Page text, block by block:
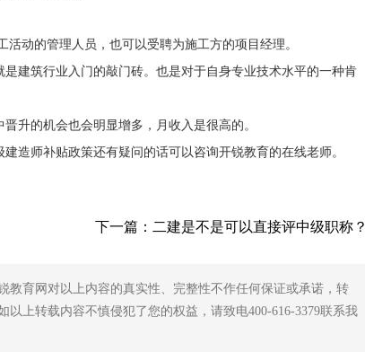
动的管理人员，也可以受聘为施工方的项目经理。
建筑行业入门的敲门砖。也是对于自身专业技术水平的一种肯
升的机会也会明显增多，月收入是很高的。
造师补贴政策还有疑问的话可以咨询开锐教育的在线老师。
下一篇： 二建是不是可以直接评中级职称？
教育网对以上内容的真实性、完整性不作任何保证或承诺，转
上转载内容不慎侵犯了您的权益，请致电400-616-3379联系我